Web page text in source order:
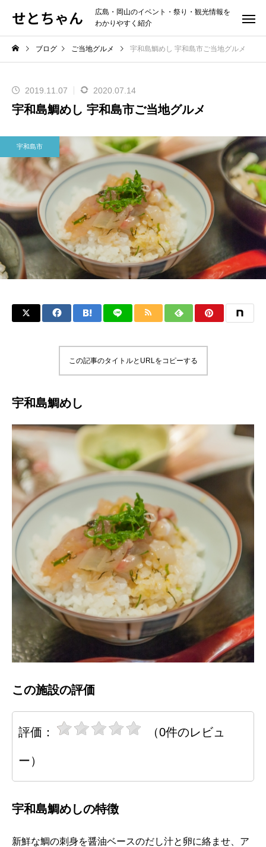
せとちゃん
広島・岡山のイベント・祭り・観光情報を
わかりやすく紹介
ブログ ご当地グルメ 宇和島鯛めし 宇和島市ご当地グルメ
2019.11.07 2020.07.14
宇和島鯛めし 宇和島市ご当地グルメ
宇和島市
この記事のタイトルとURLをコピーする
宇和島鯛めし
この施設の評価
評価： （0件のレビュ
ー）
宇和島鯛めしの特徴
新鮮な鯛の刺身を醤油ベースのだし汁と卵に絡ませ、ア